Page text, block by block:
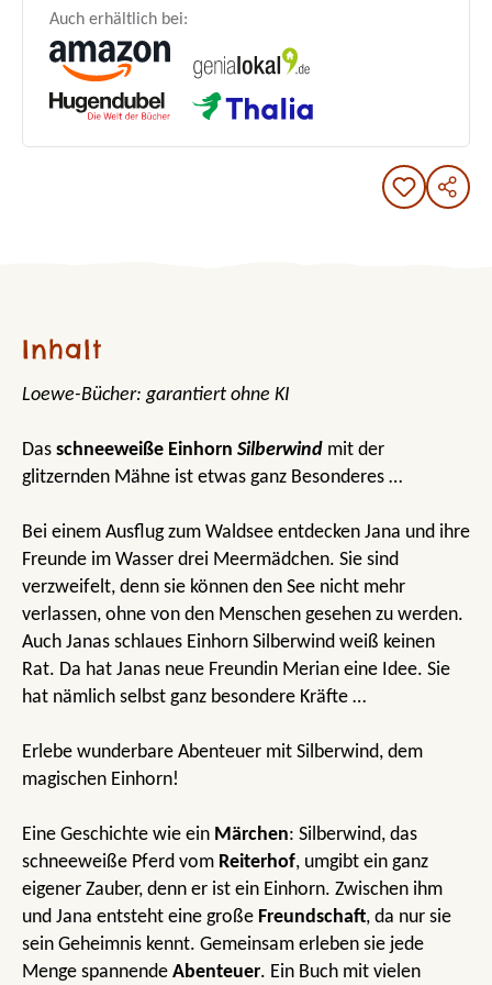
Auch erhältlich bei:
Inhalt
Loewe-Bücher: garantiert ohne KI
Das schneeweiße Einhorn Silberwind mit der
glitzernden Mähne ist etwas ganz Besonderes …
Bei einem Ausflug zum Waldsee entdecken Jana und ihre
Freunde im Wasser drei Meermädchen. Sie sind
verzweifelt, denn sie können den See nicht mehr
verlassen, ohne von den Menschen gesehen zu werden.
Auch Janas schlaues Einhorn Silberwind weiß keinen
Rat. Da hat Janas neue Freundin Merian eine Idee. Sie
hat nämlich selbst ganz besondere Kräfte …
Erlebe wunderbare Abenteuer mit Silberwind, dem
magischen Einhorn!
Eine Geschichte wie ein Märchen: Silberwind, das
schneeweiße Pferd vom Reiterhof, umgibt ein ganz
eigener Zauber, denn er ist ein Einhorn. Zwischen ihm
und Jana entsteht eine große Freundschaft, da nur sie
sein Geheimnis kennt. Gemeinsam erleben sie jede
Menge spannende Abenteuer. Ein Buch mit vielen